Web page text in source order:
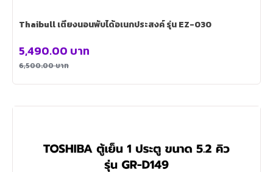
Thaibull เตียงนอนพับได้อเนกประสงค์ รุ่น EZ-030
6,500.00บาท
5,490.00 บาท